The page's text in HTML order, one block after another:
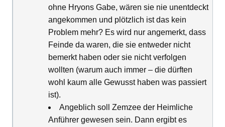
ohne Hryons Gabe, wären sie nie unentdeckt
angekommen und plötzlich ist das kein
Problem mehr? Es wird nur angemerkt, dass
Feinde da waren, die sie entweder nicht
bemerkt haben oder sie nicht verfolgen
wollten (warum auch immer – die dürften
wohl kaum alle Gewusst haben was passiert
ist).
Angeblich soll Zemzee der Heimliche
Anführer gewesen sein. Dann ergibt es